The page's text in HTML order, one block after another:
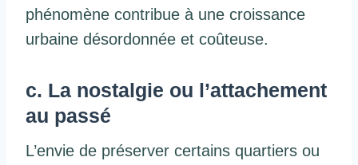
phénomène contribue à une croissance
urbaine désordonnée et coûteuse.
c. La nostalgie ou l’attachement
au passé
L’envie de préserver certains quartiers ou